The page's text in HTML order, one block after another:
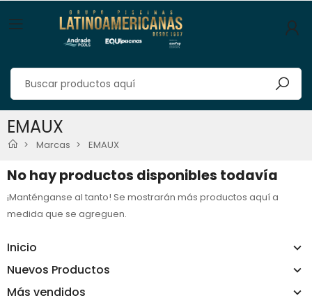
EMAUX
Marcas EMAUX
Inicio
Nuevos Productos
Más vendidos
No hay productos disponibles todavía
¡Manténganse al tanto! Se mostrarán más productos aquí a
medida que se agreguen.